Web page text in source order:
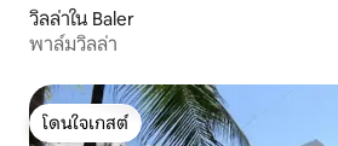
วิลล่าใน Baler
พาล์มวิลล่า
โดนใจเกสต์
โดนใจเกสต์